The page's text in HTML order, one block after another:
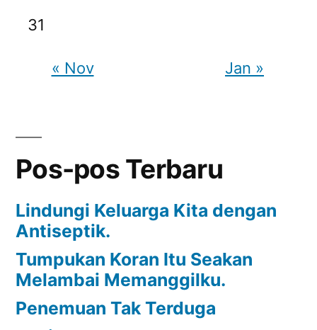
31
« Nov Jan »
Pos-pos Terbaru
Lindungi Keluarga Kita dengan
Antiseptik.
Tumpukan Koran Itu Seakan
Melambai Memanggilku.
Penemuan Tak Terduga